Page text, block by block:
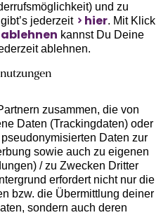
und zu
jederzeit
hier. Mit Klick
kannst Du Deine
ablehnen.
zusammen, die von
Daten (Trackingdaten) oder
Daten zur
sowie auch zu eigenen
/ zu Zwecken Dritter
erfordert nicht nur die
bzw. die Übermittlung deiner
sondern auch deren